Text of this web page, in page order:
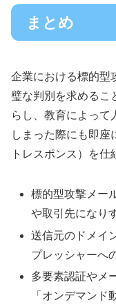
まとめ
企業における標的型
璧な判別を求めるこ
らし、教育によって
しまった際にも即座
トレスポンス）を仕
標的型攻撃メー
や取引先になり
送信元のドメイ
プレッシャーへ
多要素認証やメ
「オンデマンド